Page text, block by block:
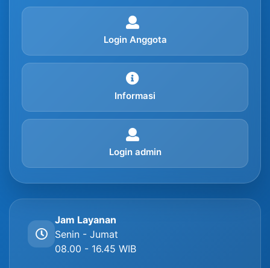
Login Anggota
Informasi
Login admin
Jam Layanan
Senin - Jumat
08.00 - 16.45 WIB